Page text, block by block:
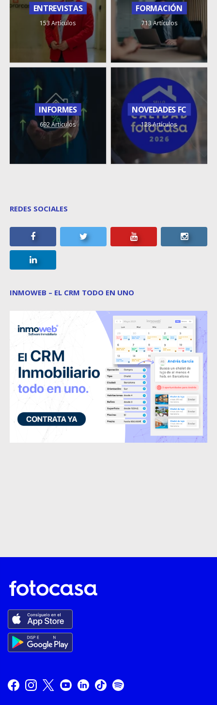
ENTREVISTAS
153 Artículos
FORMACIÓN
713 Artículos
INFORMES
692 Artículos
NOVEDADES FC
128 Artículos
REDES SOCIALES
INMOWEB – EL CRM TODO EN UNO